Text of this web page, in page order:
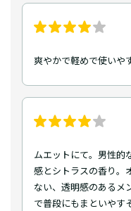
爽やかで軽めで使いや
ムエットにて。男性的
感とシトラスの香り。
ない、透明感のあるメ
で普段にもまといやす